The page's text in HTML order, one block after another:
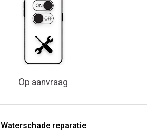
Op aanvraag
Waterschade reparatie